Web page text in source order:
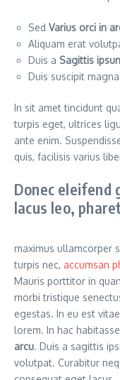
Sed Varius orci in
Aliquam erat
Duis a Sagittis
Duis suscipit
In sit amet tincidunt
turpis eget, ultrices
ante enim.
quis, facilisis varius
Donec eleifend
lacus leo,
maximus ullamcorper
turpis nec, accumsan
Mauris porttitor in
morbi tristique
egestas. In eu est
lorem. In hac
arcu. Duis a sagittis
volutpat. Curabitur